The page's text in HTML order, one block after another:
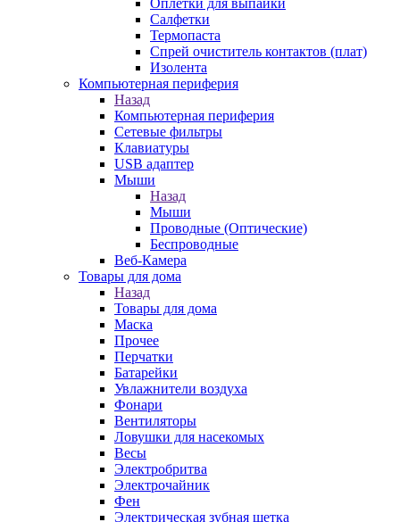
Оплетки для выпайки
Салфетки
Термопаста
Спрей очиститель контактов (плат)
Изолента
Компьютерная периферия
Назад
Компьютерная периферия
Сетевые фильтры
Клавиатуры
USB адаптер
Мыши
Назад
Мыши
Проводные (Оптические)
Беспроводные
Веб-Камера
Товары для дома
Назад
Товары для дома
Маска
Прочее
Перчатки
Батарейки
Увлажнители воздуха
Фонари
Вентиляторы
Ловушки для насекомых
Весы
Электробритва
Электрочайник
Фен
Электрическая зубная щетка